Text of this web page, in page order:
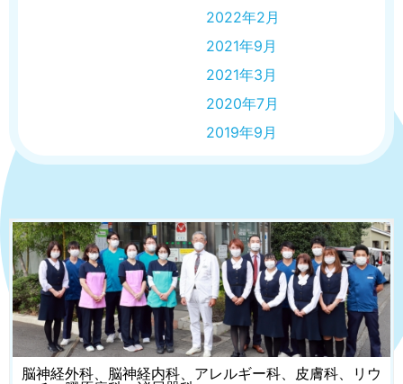
2022年2月
2021年9月
2021年3月
2020年7月
2019年9月
脳神経外科、脳神経内科、アレルギー科、皮膚科、リウ